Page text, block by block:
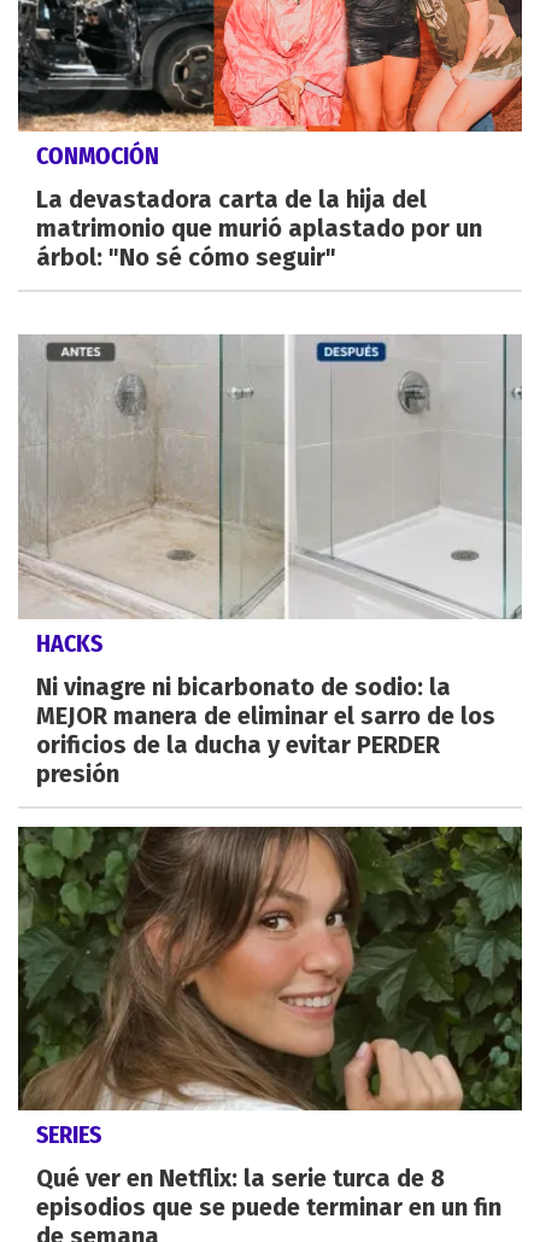
CONMOCIÓN
La devastadora carta de la hija del
matrimonio que murió aplastado por un
árbol: "No sé cómo seguir"
HACKS
Ni vinagre ni bicarbonato de sodio: la
MEJOR manera de eliminar el sarro de los
orificios de la ducha y evitar PERDER
presión
SERIES
Qué ver en Netflix: la serie turca de 8
episodios que se puede terminar en un fin
de semana